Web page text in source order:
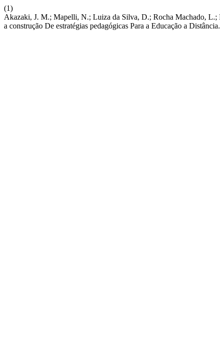
(1)
Akazaki, J. M.; Mapelli, N.; Luiza da Silva, D.; Rocha Machado, L.;
a construção De estratégias pedagógicas Para a Educação a